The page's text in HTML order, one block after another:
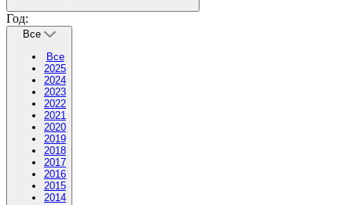
Год:
Все
Все
2025
2024
2023
2022
2021
2020
2019
2018
2017
2016
2015
2014